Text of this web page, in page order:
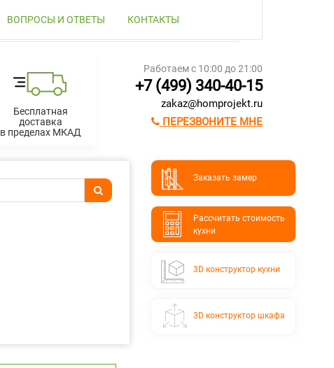
ВОПРОСЫ И ОТВЕТЫ КОНТАКТЫ
Бесплатная
доставка
в пределах МКАД
Работаем с 10:00 до 21:00
+7 (499) 340-40-15
zakaz@homprojekt.ru
ПЕРЕЗВОНИТЕ МНЕ
Заказать замер
Расcчитать стоимость
кухни
3D конструктор кухни
3D конструктор шкафа